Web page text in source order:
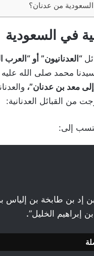
من عدنان؟
في السعودية
“العدنانيون” أو “العرب
محمد صلى الله
معد بن عدنان”،
من القبائل العدنانية:
إلى:
إد بن طابخة بن
إبراهيم الخليل”.